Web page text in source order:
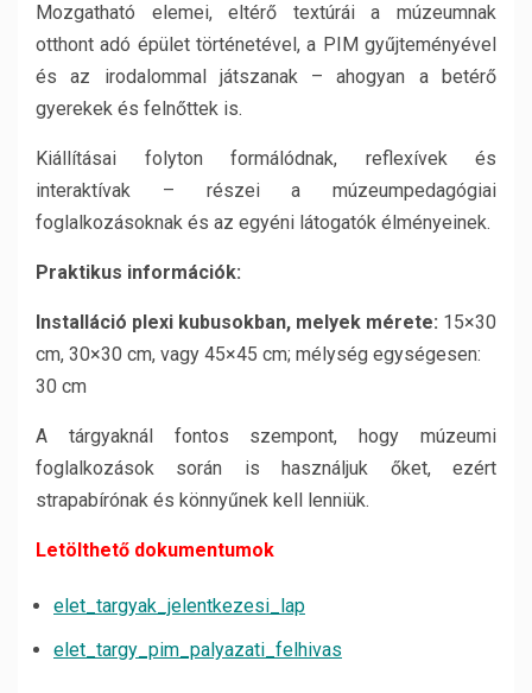
Mozgatható elemei, eltérő textúrái a múzeumnak
otthont adó épület történetével, a PIM gyűjteményével
és az irodalommal játszanak – ahogyan a betérő
gyerekek és felnőttek is.
Kiállításai folyton formálódnak, reflexívek és
interaktívak – részei a múzeumpedagógiai
foglalkozásoknak és az egyéni látogatók élményeinek.
Praktikus információk:
Installáció plexi kubusokban, melyek mérete: 15×30
cm, 30×30 cm, vagy 45×45 cm; mélység egységesen:
30 cm
A tárgyaknál fontos szempont, hogy múzeumi
foglalkozások során is használjuk őket, ezért
strapabírónak és könnyűnek kell lenniük.
Letölthető dokumentumok
elet_targyak_jelentkezesi_lap
elet_targy_pim_palyazati_felhivas